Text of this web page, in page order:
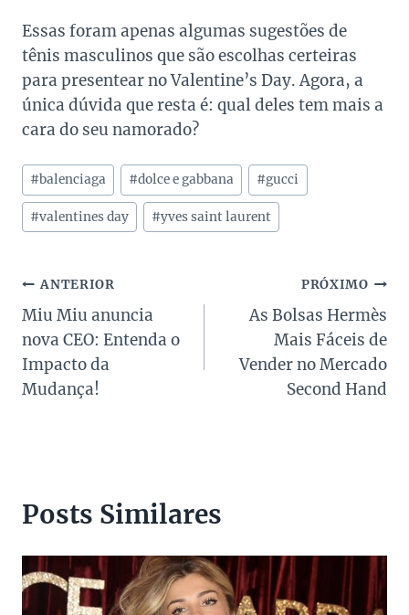
Essas foram apenas algumas sugestões de
tênis masculinos que são escolhas certeiras
para presentear no Valentine’s Day. Agora, a
única dúvida que resta é: qual deles tem mais a
cara do seu namorado?
Tags
do
Post:
#balenciaga #dolce e gabbana #gucci
#valentines day #yves saint laurent
Navegação
de
Post
ANTERIOR
Miu Miu anuncia
nova CEO: Entenda o
Impacto da
Mudança!
PRÓXIMO
As Bolsas Hermès
Mais Fáceis de
Vender no Mercado
Second Hand
Posts Similares